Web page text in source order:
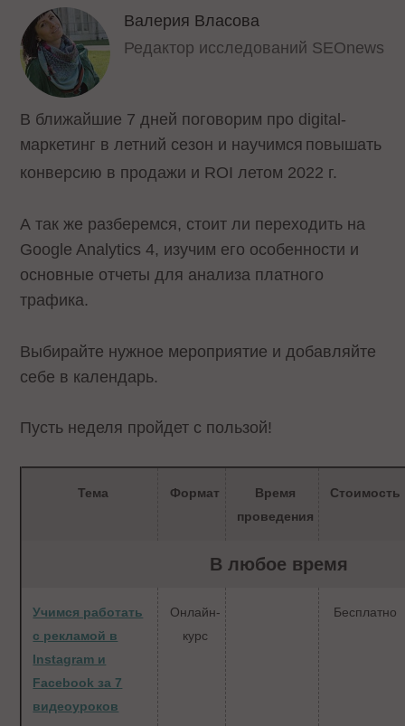
Валерия Власова
Редактор исследований SEOnews
В ближайшие 7 дней поговорим про digital-
маркетинг в летний сезон и научимся повышать
конверсию в продажи и ROI летом 2022 г.
А так же разберемся, стоит ли переходить на
Google Analytics 4, изучим его особенности и
основные отчеты для анализа платного
трафика.
Выбирайте нужное мероприятие и добавляйте
себе в календарь.
Пусть неделя пройдет с пользой!
Тема Формат
Время
проведения
Стоимость
В любое время
Учимся работать
с рекламой в
Instagram и
Facebook за 7
видеоуроков
Онлайн-
курс
Бесплатно